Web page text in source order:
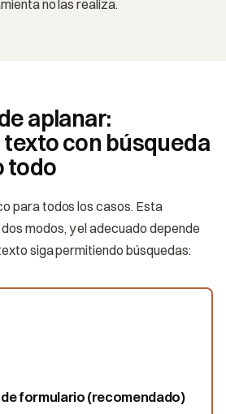
no las realiza.
aplanar:
con búsqueda
todo
para todos los casos. Esta
modos, y el adecuado depende
siga permitiendo búsquedas:
formulario (recomendado)